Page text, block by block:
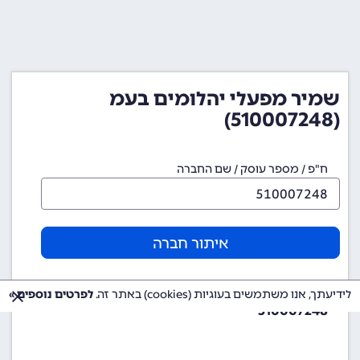
שמיר מפעלי יהלומים בעמ
(510007248)
ח"פ / מספר עוסק / שם החברה
איתור חברה
510007248
לידיעתך, אנו משתמשים בעוגיות (cookies) באתר זה. לפרטים נוספים »